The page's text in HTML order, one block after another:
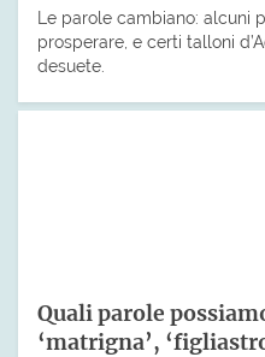
Le parole cambiano: alcuni
prosperare, e certi talloni
desuete.
Quali parole
‘matrigna’,